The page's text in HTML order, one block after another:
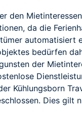
den
da die
automatisiert
bedürfen
der
Kühlungsborn
Dies gilt